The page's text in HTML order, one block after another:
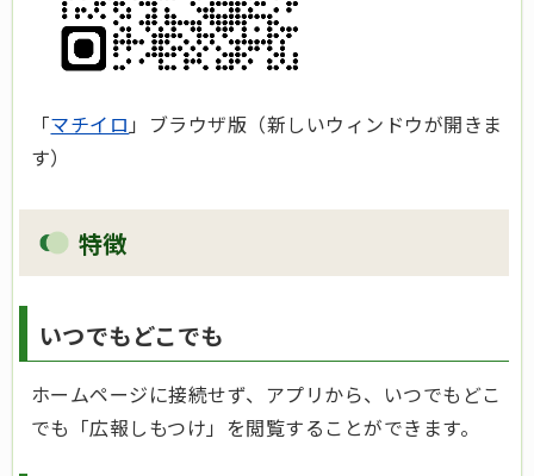
「マチイロ 」ブラウザ版（新しいウィンドウが開きま
す）
特徴
いつでもどこでも
ホームページに接続せず、アプリから、いつでもどこ
でも「広報しもつけ」を閲覧することができます。